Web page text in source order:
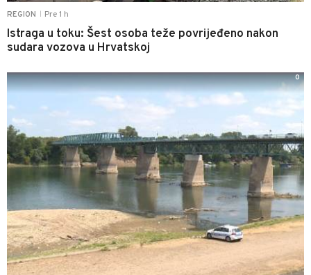
REGION Pre 1 h
Istraga u toku: Šest osoba teže povrijeđeno nakon
sudara vozova u Hrvatskoj
0